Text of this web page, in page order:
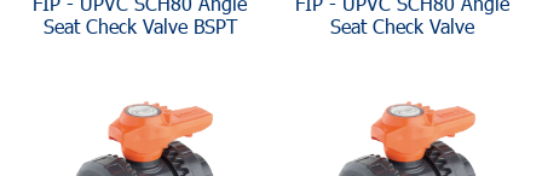
Seat Check Valve BSPT
Seat Check Valve